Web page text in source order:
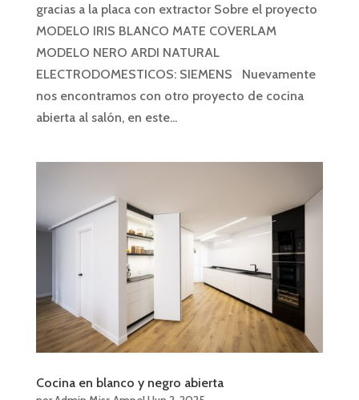
gracias a la placa con extractor Sobre el proyecto
MODELO IRIS BLANCO MATE COVERLAM
MODELO NERO ARDI NATURAL
ELECTRODOMESTICOS: SIEMENS Nuevamente
nos encontramos con otro proyecto de cocina
abierta al salón, en este...
Cocina en blanco y negro abierta